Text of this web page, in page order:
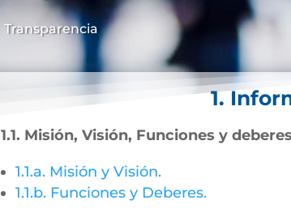
Transparencia
1.
1.1. Misión, Visión, Funciones y
1.1.a. Misión y Visión.
1.1.b. Funciones y Deberes.